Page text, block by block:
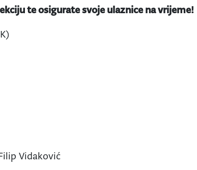
te osigurate svoje ulaznice na vrijeme!
Vidaković